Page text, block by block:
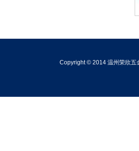
Copyright © 2014 温州荣欣五